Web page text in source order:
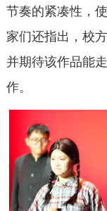
节奏的紧凑性，
家们还指出，校
并期待该作品能
作。